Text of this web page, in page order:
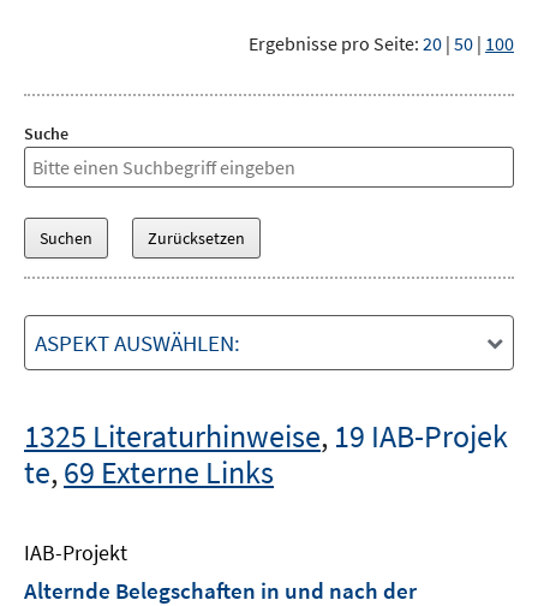
Ergebnisse pro Seite: 20 | 50 | 100
Suche
ASPEKT AUSWÄHLEN:
1325 Literaturhinweise, 19 IAB-Projek
te,69 Externe Links
IAB-Projekt
Alternde Belegschaften in und nach der